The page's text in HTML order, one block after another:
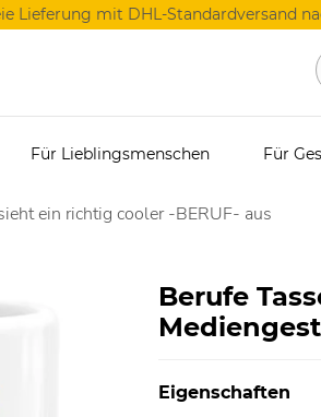
Lieferung mit DHL-Standardversand
Für Lieblingsmenschen Für
ein richtig cooler -BERUF- aus
Berufe
Eigenschaften